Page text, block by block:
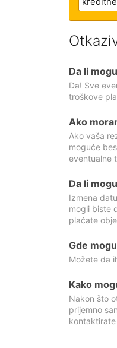
Da li
Da! Sve
troškove
Ako
Ako vaša
moguće
eventualne
Da li
Izmena
mogli biste
plaćate
Gde
Možete da
Kako
Nakon što
prijemno